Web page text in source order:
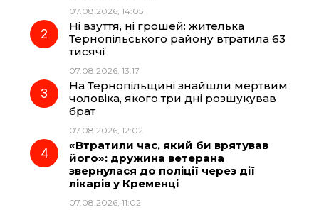
o
k
r
a
A
07.08.2026, 14:05
Ні взуття, ні грошей: жителька
Тернопільського району втратила 63
тисячі
07.08.2026, 13:17
На Тернопільщині знайшли мертвим
чоловіка, якого три дні розшукував
брат
07.08.2026, 12:02
«Втратили час, який би врятував
його»: дружина ветерана
звернулася до поліції через дії
лікарів у Кременці
07.08.2026, 11:02